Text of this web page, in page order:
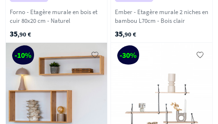
Forno - Etagère murale en bois et
cuir 80x20 cm - Naturel
35,90 €
Ember - Etagère murale 2 niches en
bambou L70cm - Bois clair
35,90 €
-10% -30%